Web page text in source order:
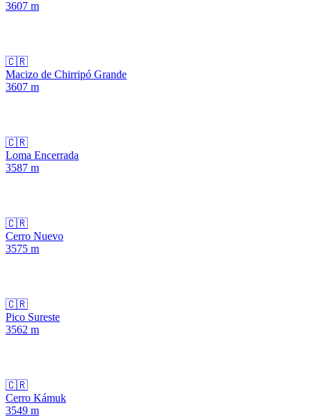
3607 m
🇨🇷
Macizo de Chirripó Grande
3607 m
🇨🇷
Loma Encerrada
3587 m
🇨🇷
Cerro Nuevo
3575 m
🇨🇷
Pico Sureste
3562 m
🇨🇷
Cerro Kámuk
3549 m